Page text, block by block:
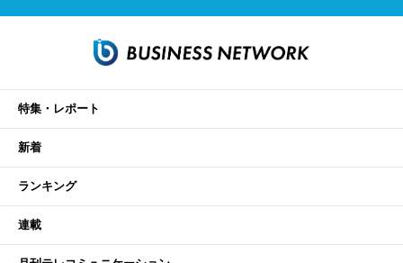
特集・レポート
新着
ランキング
連載